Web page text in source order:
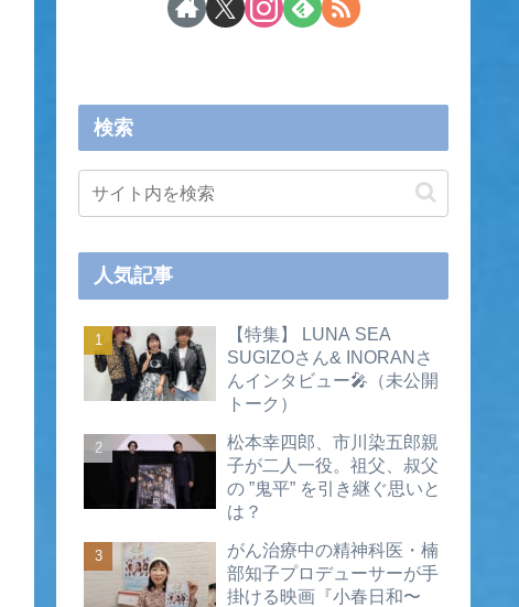
検索
人気記事
【特集】 LUNA SEA
SUGIZOさん& INORANさ
んインタビュー🎤（未公開
トーク）
松本幸四郎、市川染五郎親
子が二人一役。祖父、叔父
の ”鬼平” を引き継ぐ思いと
は？
がん治療中の精神科医・楠
部知子プロデューサーが手
掛ける映画『小春日和〜